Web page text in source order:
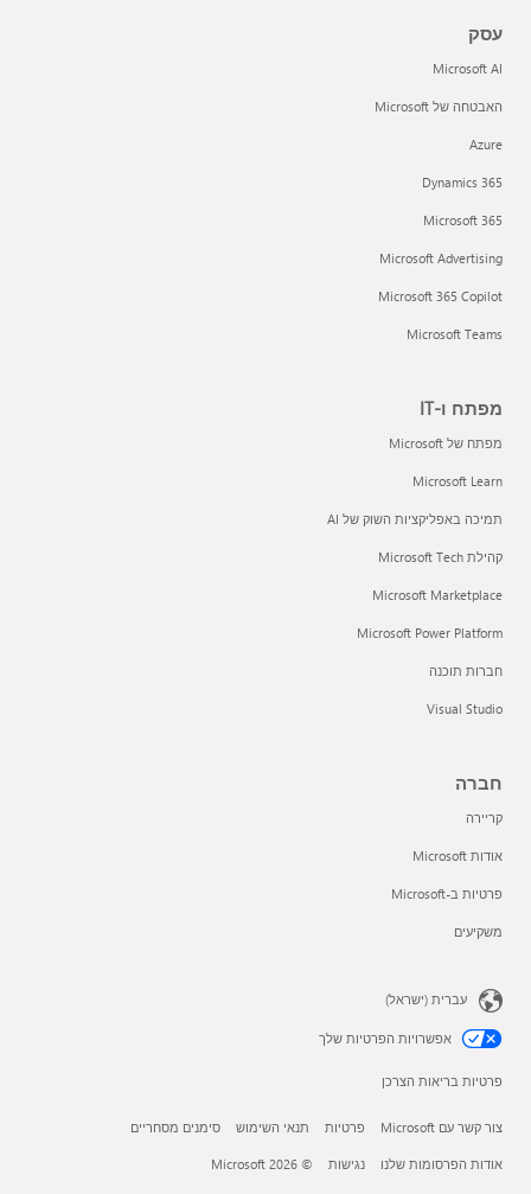
עסק
Microsoft AI
האבטחה של Microsoft
Azure
Dynamics 365
Microsoft 365
Microsoft Advertising
Microsoft 365 Copilot
Microsoft Teams
מפתח ו-IT
מפתח של Microsoft
Microsoft Learn
תמיכה באפליקציות השוק של AI
קהילת Microsoft Tech
Microsoft Marketplace
Microsoft Power Platform
חברות תוכנה
Visual Studio
חברה
קריירה
אודות Microsoft
פרטיות ב-Microsoft
משקיעים
עברית (ישראל)
אפשרויות הפרטיות שלך
פרטיות בריאות הצרכן
צור קשר עם Microsoft פרטיות תנאי השימוש סימנים מסחריים
אודות הפרסומות שלנו נגישות © Microsoft 2026